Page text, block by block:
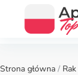
Strona główna / Rak